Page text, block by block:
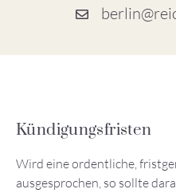
Kündigungsfristen
Wird eine ordentliche,
ausgesprochen, so sollte